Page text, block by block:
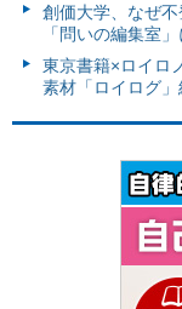
創価大学、なぜ
「問いの編集室
東京書籍×ロイロ
素材「ロイログ